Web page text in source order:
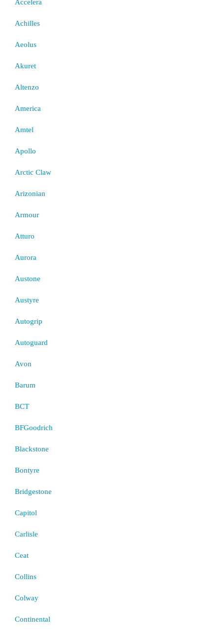
Accelera
Achilles
Aeolus
Akuret
Altenzo
America
Amtel
Apollo
Arctic Claw
Arizonian
Armour
Atturo
Aurora
Austone
Austyre
Autogrip
Autoguard
Avon
Barum
BCT
BFGoodrich
Blackstone
Bontyre
Bridgestone
Capitol
Carlisle
Ceat
Collins
Colway
Continental